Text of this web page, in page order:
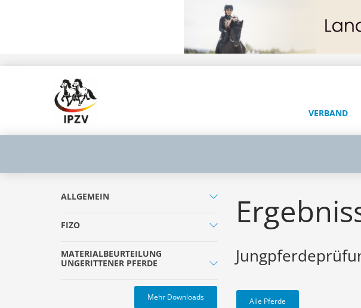
VERBAND
ALLGEMEIN
FIZO
MATERIALBEURTEILUNG
UNGERITTENER PFERDE
Mehr Downloads Alle Pferde